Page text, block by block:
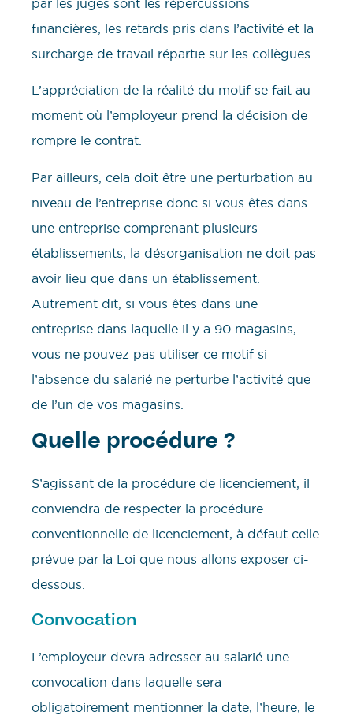
financières, les retards pris dans l’activité et la
surcharge de travail répartie sur les collègues.
L’appréciation de la réalité du motif se fait au
moment où l’employeur prend la décision de
rompre le contrat.
Par ailleurs, cela doit être une perturbation au
niveau de l’entreprise donc si vous êtes dans
une entreprise comprenant plusieurs
établissements, la désorganisation ne doit pas
avoir lieu que dans un établissement.
Autrement dit, si vous êtes dans une
entreprise dans laquelle il y a 90 magasins,
vous ne pouvez pas utiliser ce motif si
l’absence du salarié ne perturbe l’activité que
de l’un de vos magasins.
Quelle procédure ?
S’agissant de la procédure de licenciement, il
conviendra de respecter la procédure
conventionnelle de licenciement, à défaut celle
prévue par la Loi que nous allons exposer ci-
dessous.
Convocation
L’employeur devra adresser au salarié une
convocation dans laquelle sera
obligatoirement mentionner la date, l’heure, le